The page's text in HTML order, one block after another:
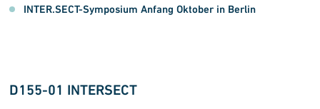
INTER.SECT-Symposium Anfang Oktober in Berlin
D155-01 INTERSECT